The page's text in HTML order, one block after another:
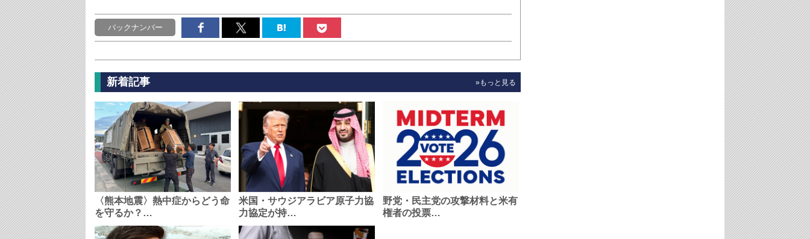
バックナンバー
新着記事 »もっと見る
〈熊本地震〉熱中症からどう命
を守るか？…
米国・サウジアラビア原子力協
力協定が持…
野党・民主党の攻撃材料と米有
権者の投票…